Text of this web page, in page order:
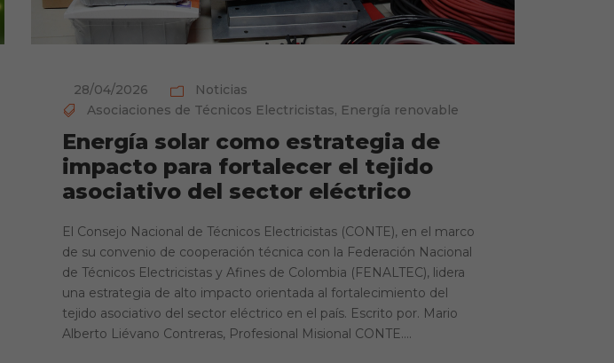
28/04/2026
Noticias
Asociaciones de Técnicos Electricistas, Energía renovable
Energía solar como estrategia de
impacto para fortalecer el tejido
asociativo del sector eléctrico
El Consejo Nacional de Técnicos Electricistas (CONTE), en el marco
de su convenio de cooperación técnica con la Federación Nacional
de Técnicos Electricistas y Afines de Colombia (FENALTEC), lidera
una estrategia de alto impacto orientada al fortalecimiento del
tejido asociativo del sector eléctrico en el país. Escrito por. Mario
Alberto Liévano Contreras, Profesional Misional CONTE....